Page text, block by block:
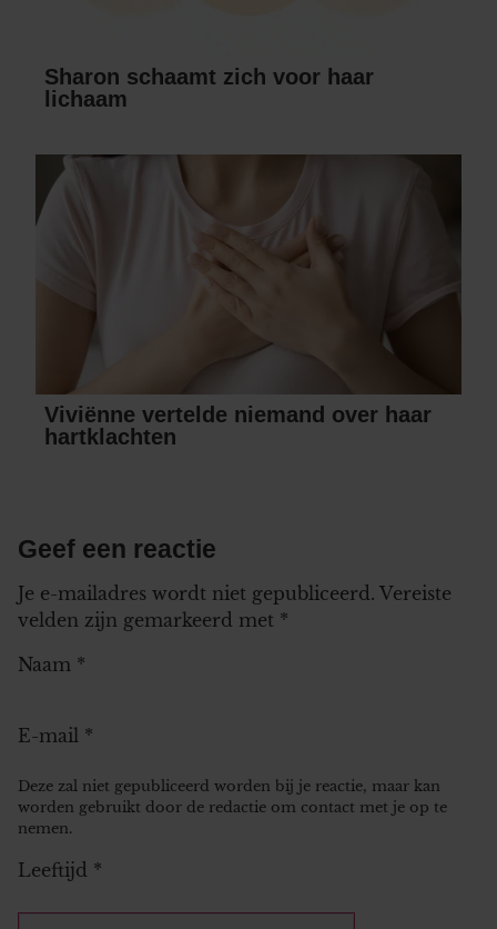
Sharon schaamt zich voor haar
lichaam
Viviënne vertelde niemand over haar
hartklachten
Geef een reactie
Je e-mailadres wordt niet gepubliceerd. Vereiste
velden zijn gemarkeerd met *
Naam *
E-mail *
Deze zal niet gepubliceerd worden bij je reactie, maar kan
worden gebruikt door de redactie om contact met je op te
nemen.
Leeftijd *